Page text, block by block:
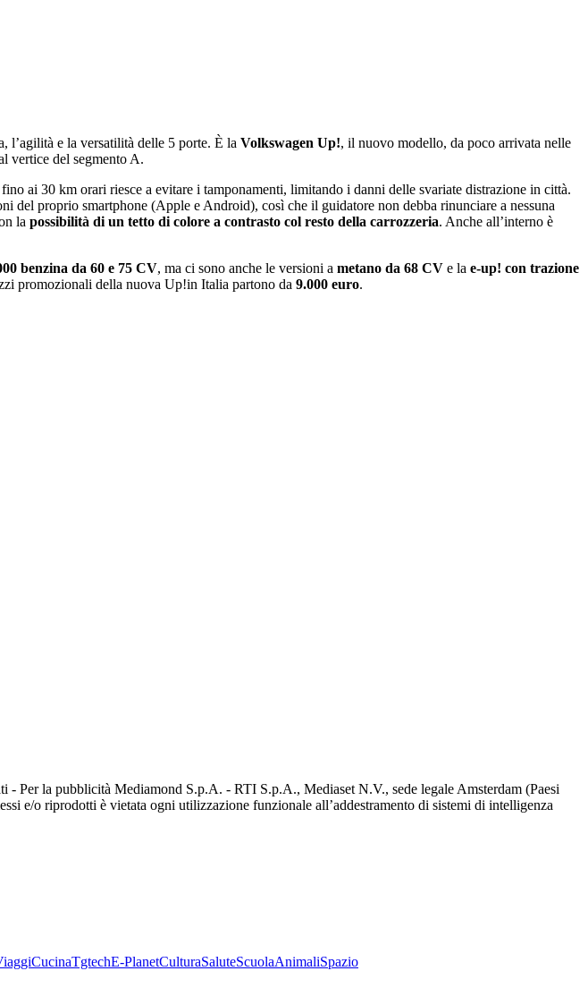
lʼagilità e la versatilità delle 5 porte. È la Volkswagen Up!, il nuovo modello, da poco arrivata nelle
vertice del segmento A.
fino ai 30 km orari riesce a evitare i tamponamenti, limitando i danni delle svariate distrazione in città.
del proprio smartphone (Apple e Android), così che il guidatore non debba rinunciare a nessuna
la possibilità di un tetto di colore a contrasto col resto della carrozzeria. Anche allʼinterno è
benzina da 60 e 75 CV, ma ci sono anche le versioni a metano da 68 CV e la e-up! con trazione
promozionali della nuova Up!in Italia partono da 9.000 euro.
Per la pubblicità Mediamond S.p.A. - RTI S.p.A., Mediaset N.V., sede legale Amsterdam (Paesi
e/o riprodotti è vietata ogni utilizzazione funzionale all’addestramento di sistemi di intelligenza
CucinaTgtechE-PlanetCulturaSaluteScuolaAnimaliSpazio